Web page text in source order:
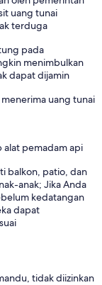
uang tunai
terduga
pada
menimbulkan
dapat dijamin
uang tunai
alat pemadam api
balkon, patio, dan
anak; Jika Anda
kedatangan
dapat
tidak diizinkan